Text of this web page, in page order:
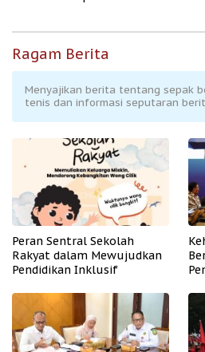
Ragam Berita
Menyajikan berita tentang sepak
tenis dan informasi seputaran
Peran Sentral Sekolah
Rakyat dalam Mewujudkan
Pendidikan Inklusif